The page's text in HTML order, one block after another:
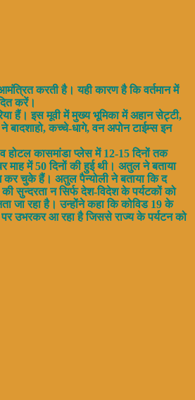
करती है। यही कारण है कि वर्तमान में
करें।
हैं। इस मूवी में मुख्य भूमिका में अहान सेट्टी,
कच्चे-धागे, वन अपोन टाईम्स इन
होटल कासमांडा प्लेस में 12-15 दिनों तक
माह में 50 दिनों की हुई थी। अतुल ने बताया
कर चुके हैं। अतुल पैन्योली ने बताया कि द
सुन्दरता न सिर्फ देश-विदेश के पर्यटकों को
जा रहा है। उन्होंने कहा कि कोविड 19 के
पर उभरकर आ रहा है जिससे राज्य के पर्यटन को